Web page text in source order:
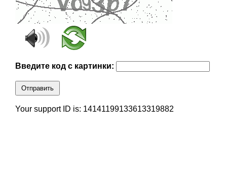
Введите код с картинки:
Отправить
Your support ID is: 14141199133613319882